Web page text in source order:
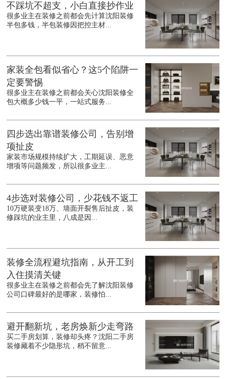
不踩坑不超支，小白直接抄作业
很多业主在装修之前都会先计算沈阳装修
半包多钱，半包装修因把控主材...
家装全包看似省心？这5个陷阱一
定要警惕
很多业主在装修之前都会关心沈阳装修全
包大概多少钱一平，一站式服务...
四步选出靠谱装修公司，告别增
项扯皮
家装市场规模持续扩大，工期延误、恶意
增项等问题频发，所以很多业主...
4步选对装修公司，少花钱不返工
10万硬装变18万、墙面开裂售后扯皮，装
修踩坑的业主里，八成是因...
装修全流程避坑指南，从开工到
入住摸清关键
很多业主在装修之前都会先了解沈阳装修
公司口碑最好的是哪家，装修怕...
避开翻新坑，老房焕新少走弯路
买二手房划算，装修却头疼？沈阳二手房
装修藏着不少隐形坑，稍不留意...